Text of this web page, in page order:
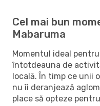
Cel mai bun
Mabaruma
Momentul ideal
întotdeauna de
locală. În timp ce unii
nu îi deranjează
place să opteze